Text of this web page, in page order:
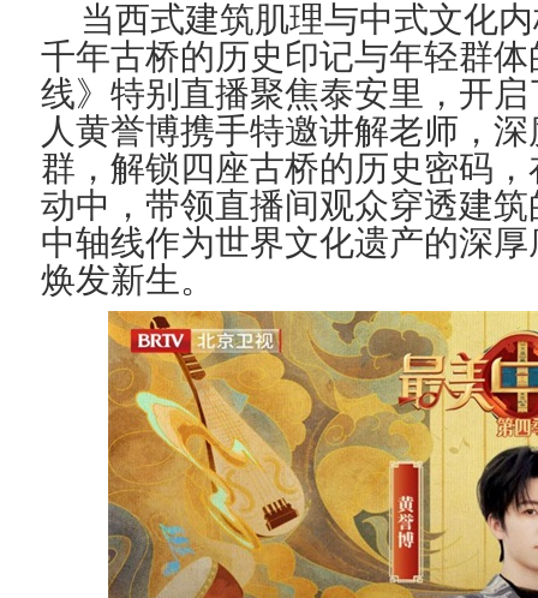
当西式建筑肌理与中式文化
千年古桥的历史印记与年轻群
线》特别直播聚焦泰安里，开
人黄誉博携手特邀讲解老师，
群， 解锁 四座古桥的历史密码
动中，带领直播间观众穿透建
中轴线作为世界文化遗产的深
焕发新生。